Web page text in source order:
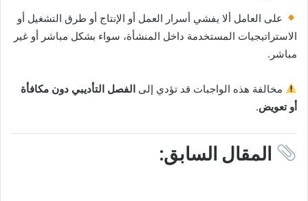
على العامل ألا يفشي أسرار العمل أو الإنتاج أو طرق التشغيل أو
الاستراتيجيات المستخدمة داخل المنشأة، سواء بشكل مباشر أو غير
مباشر.
مخالفة هذه الواجبات قد تؤدي إلىالفصل التأديبي دون مكافأة
أو تعويض.
المقال السابق: